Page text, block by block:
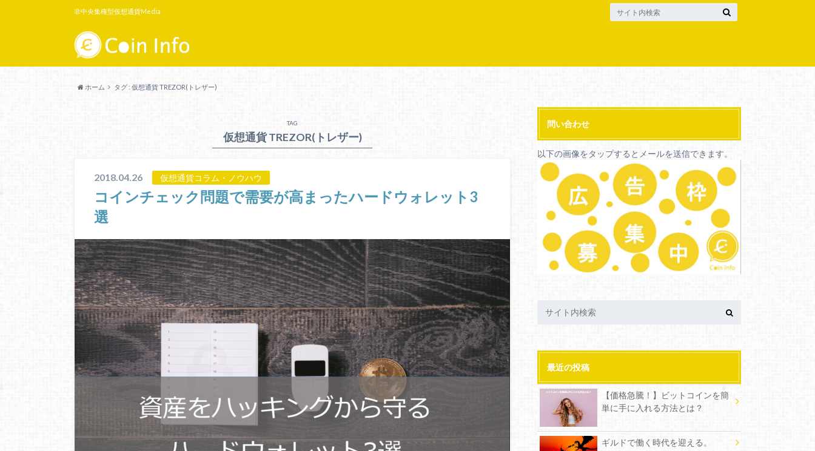
非中央集権型仮想通貨Media
ホーム タグ : 仮想通貨 TREZOR(トレザー)
TAG
仮想通貨 TREZOR(トレザー)
2018.04.26 仮想通貨コラム・ノウハウ
コインチェック問題で需要が高まったハードウォレット3
選
問い合わせ
以下の画像をタップするとメールを送信できます。
最近の投稿
【価格急騰！】ビットコインを簡
単に手に入れる方法とは？
ギルドで働く時代を迎える。